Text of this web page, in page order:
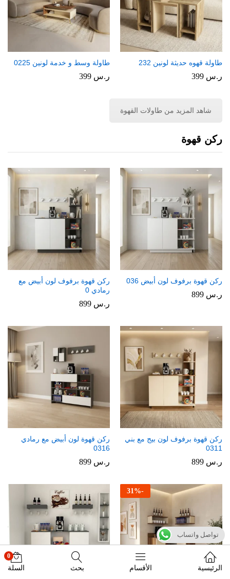
طاولة قهوه حديثة لونين 232
ر.س
طاولة وسط و خدمة لونين 0225
ر.س
شاهد المزيد من طاولات القهوة
ركن قهوة
ركن قهوة برفوف لون أبيض 036
ر.س
ركن قهوة برفوف لون أبيض مع
رمادي 0
ر.س
ركن قهوة برفوف لون بيج مع بني
0311
ر.س
ركن قهوة لون أبيض مع رمادي
0316
ر.س
-
31 %
الرئيسية الأقسام بحث
0
السلة
تواصل واتساب